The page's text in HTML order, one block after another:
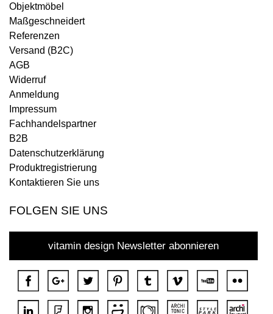
Objektmöbel
Maßgeschneidert
Referenzen
Versand (B2C)
AGB
Widerruf
Anmeldung
Impressum
Fachhandelspartner
B2B
Datenschutzerklärung
Produktregistrierung
Kontaktieren Sie uns
FOLGEN SIE UNS
vitamin design Newsletter abonnieren